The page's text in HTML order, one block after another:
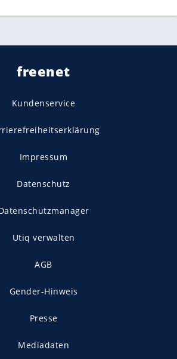
freenet
Kundenservice
Impressum
Datenschutz
Utiq verwalten
AGB
Gender-Hinweis
Presse
Mediadaten